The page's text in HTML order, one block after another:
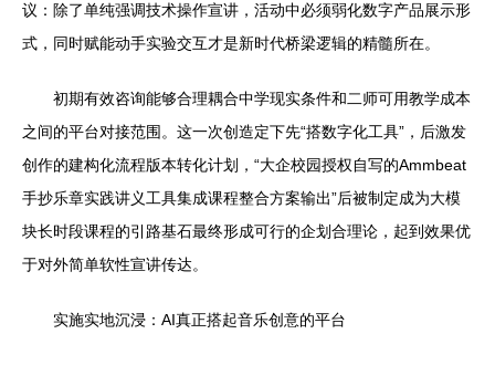
议：除了单纯强调技术操作宣讲，活动中必须弱化数字产品展示形
式，同时赋能动手实验交互才是新时代桥梁逻辑的精髓所在。
初期有效咨询能够合理耦合中学现实条件和二师可用教学成本
之间的平台对接范围。这一次创造定下先“搭数字化工具”，后激发
创作的建构化流程版本转化计划，“大企校园授权自写的Ammbeat
手抄乐章实践讲义工具集成课程整合方案输出”后被制定成为大模
块长时段课程的引路基石最终形成可行的企划合理论，起到效果优
于对外简单软性宣讲传达。
实施实地沉浸：AI真正搭起音乐创意的平台